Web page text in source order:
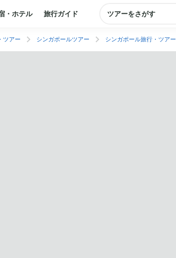
・ホテル 旅行ガイド ツアーをさがす
ツアー シンガポールツアー シンガポール旅行・ツアー